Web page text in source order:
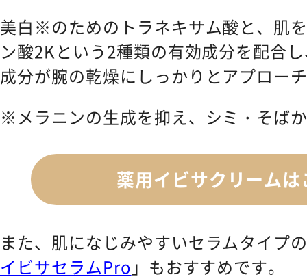
美白※のためのトラネキサム酸と、肌
ン酸2Kという2種類の有効成分を配合
成分が腕の乾燥にしっかりとアプロー
※メラニンの生成を抑え、シミ・そば
薬用イビサクリーム
また、肌になじみやすいセラムタイプ
イビサセラムPro 」もおすすめです。